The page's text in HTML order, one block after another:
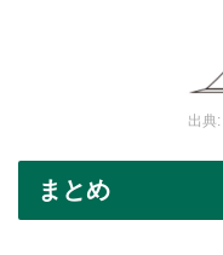
出典:
まとめ